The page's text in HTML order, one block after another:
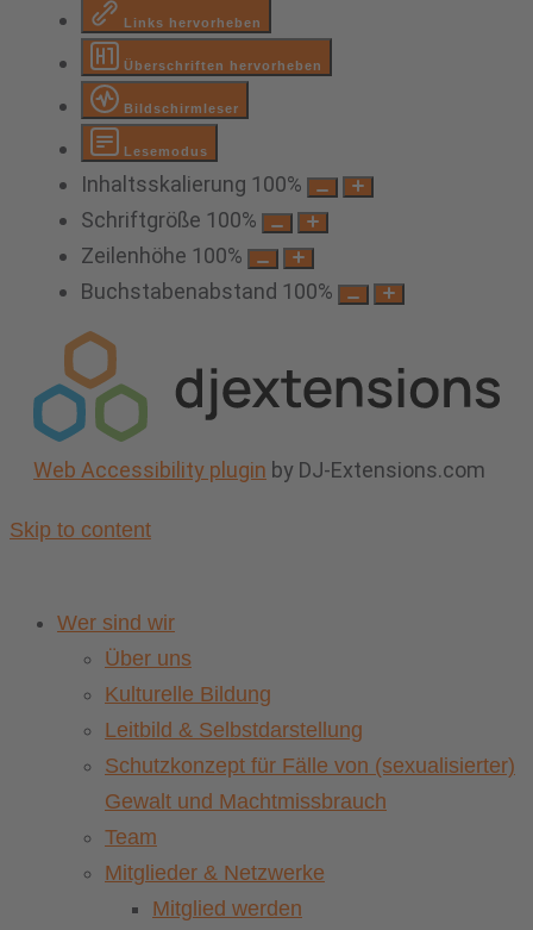
Links hervorheben
Überschriften hervorheben
Bildschirmleser
Lesemodus
Inhaltsskalierung 100%
Schriftgröße 100%
Zeilenhöhe 100%
Buchstabenabstand 100%
Web Accessibility plugin by DJ-Extensions.com
Skip to content
Wer sind wir
Über uns
Kulturelle Bildung
Leitbild & Selbstdarstellung
Schutzkonzept für Fälle von (sexualisierter)
Gewalt und Machtmissbrauch
Team
Mitglieder & Netzwerke
Mitglied werden